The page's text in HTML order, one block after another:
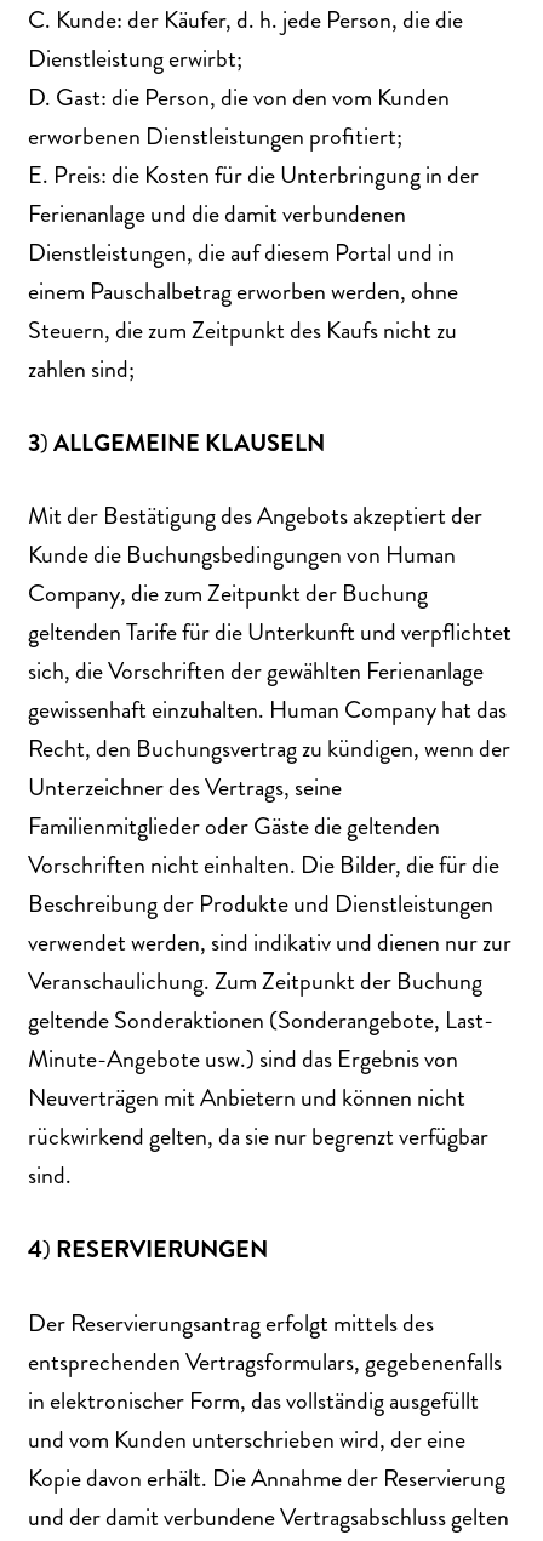
C. Kunde: der Käufer, d. h. jede Person, die die
Dienstleistung erwirbt;
D. Gast: die Person, die von den vom Kunden
erworbenen Dienstleistungen profitiert;
E. Preis: die Kosten für die Unterbringung in der
Ferienanlage und die damit verbundenen
Dienstleistungen, die auf diesem Portal und in
einem Pauschalbetrag erworben werden, ohne
Steuern, die zum Zeitpunkt des Kaufs nicht zu
zahlen sind;
3)ALLGEMEINE KLAUSELN
Mit der Bestätigung des Angebots akzeptiert der
Kunde die Buchungsbedingungen von Human
Company, die zum Zeitpunkt der Buchung
geltenden Tarife für die Unterkunft und verpflichtet
sich, die Vorschriften der gewählten Ferienanlage
gewissenhaft einzuhalten. Human Company hat das
Recht, den Buchungsvertrag zu kündigen, wenn der
Unterzeichner des Vertrags, seine
Familienmitglieder oder Gäste die geltenden
Vorschriften nicht einhalten. Die Bilder, die für die
Beschreibung der Produkte und Dienstleistungen
verwendet werden, sind indikativ und dienen nur zur
Veranschaulichung. Zum Zeitpunkt der Buchung
geltende Sonderaktionen (Sonderangebote, Last-
Minute-Angebote usw.) sind das Ergebnis von
Neuverträgen mit Anbietern und können nicht
rückwirkend gelten, da sie nur begrenzt verfügbar
sind.
4) RESERVIERUNGEN
Der Reservierungsantrag erfolgt mittels des
entsprechenden Vertragsformulars, gegebenenfalls
in elektronischer Form, das vollständig ausgefüllt
und vom Kunden unterschrieben wird, der eine
Kopie davon erhält. Die Annahme der Reservierung
und der damit verbundene Vertragsabschluss gelten